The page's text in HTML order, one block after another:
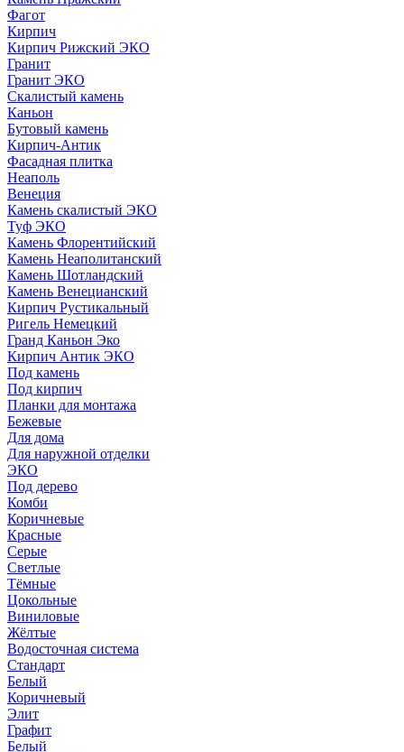
Фагот
Кирпич
Кирпич Рижский ЭКО
Гранит
Гранит ЭКО
Скалистый камень
Каньон
Бутовый камень
Кирпич-Антик
Фасадная плитка
Неаполь
Венеция
Камень скалистый ЭКО
Туф ЭКО
Камень Флорентийский
Камень Неаполитанский
Камень Шотландский
Камень Венецианский
Кирпич Рустикальный
Ригель Немецкий
Гранд Каньон Эко
Кирпич Антик ЭКО
Под камень
Под кирпич
Планки для монтажа
Бежевые
Для дома
Для наружной отделки
ЭКO
Под дерево
Комби
Коричневые
Красные
Серые
Светлые
Тёмные
Цокольные
Виниловые
Жёлтые
Водосточная система
Стандарт
Белый
Коричневый
Элит
Графит
Белый